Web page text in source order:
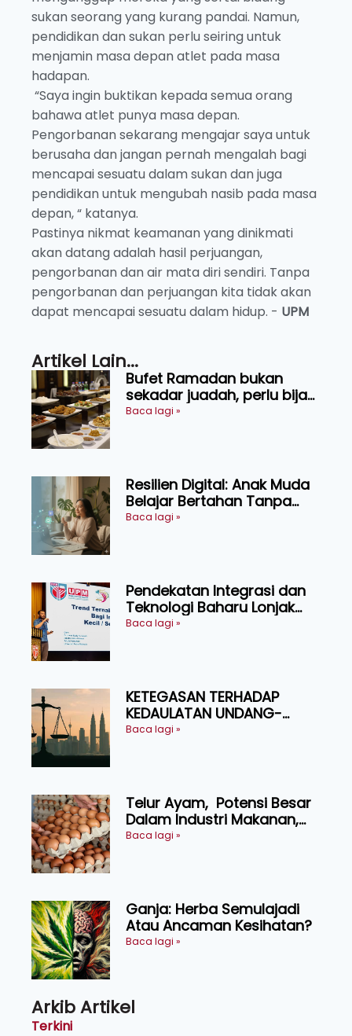
sukan seorang yang kurang pandai. Namun,
pendidikan dan sukan perlu seiring untuk
menjamin masa depan atlet pada masa
hadapan.
“Saya ingin buktikan kepada semua orang
bahawa atlet punya masa depan.
Pengorbanan sekarang mengajar saya untuk
berusaha dan jangan pernah mengalah bagi
mencapai sesuatu dalam sukan dan juga
pendidikan untuk mengubah nasib pada masa
depan, “ katanya.
Pastinya nikmat keamanan yang dinikmati
akan datang adalah hasil perjuangan,
pengorbanan dan air mata diri sendiri. Tanpa
pengorbanan dan perjuangan kita tidak akan
dapat mencapai sesuatu dalam hidup. - UPM
Artikel Lain...
Bufet Ramadan bukan
sekadar juadah, perlu bijak
memilih dan selamat
Baca lagi »
Resilien Digital: Anak Muda
Belajar Bertahan Tanpa
Perlu Menekan Diri
Baca lagi »
Pendekatan Integrasi dan
Teknologi Baharu Lonjak
Produktiviti Ternakan
Baca lagi »
KETEGASAN TERHADAP
KEDAULATAN UNDANG-
UNDANG ASAS KEPADA
Baca lagi »
Telur Ayam, Potensi Besar
Dalam Industri Makanan,
Kosmetik dan Penyelidikan
Baca lagi »
Ganja: Herba Semulajadi
Atau Ancaman Kesihatan?
Baca lagi »
Arkib Artikel
Terkini